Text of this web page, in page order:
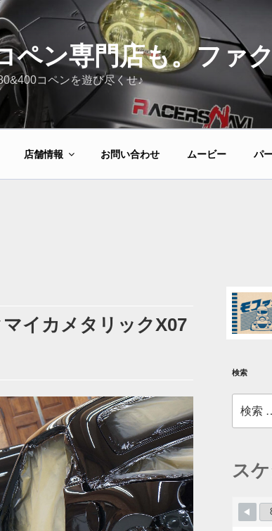
ペン専門店も。ファク
コペンを遊び尽くせ♪
店舗情報 お問い合わせ ムービー パ
イカメタリックX07
検索
索:
ス